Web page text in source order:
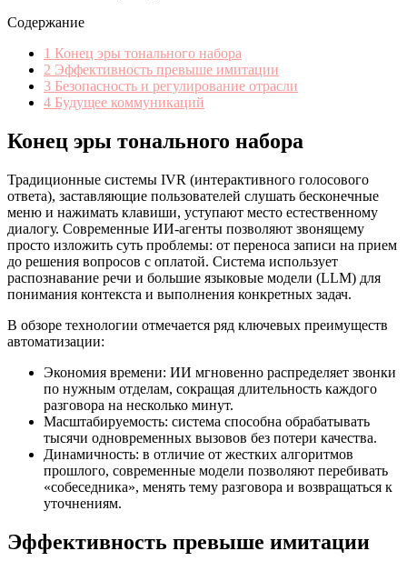
Содержание
1 Конец эры тонального набора
2 Эффективность превыше имитации
3 Безопасность и регулирование отрасли
4 Будущее коммуникаций
Конец эры тонального набора
Традиционные системы IVR (интерактивного голосового
ответа), заставляющие пользователей слушать бесконечные
меню и нажимать клавиши, уступают место естественному
диалогу. Современные ИИ-агенты позволяют звонящему
просто изложить суть проблемы: от переноса записи на прием
до решения вопросов с оплатой. Система использует
распознавание речи и большие языковые модели (LLM) для
понимания контекста и выполнения конкретных задач.
В обзоре технологии отмечается ряд ключевых преимуществ
автоматизации:
Экономия времени: ИИ мгновенно распределяет звонки
по нужным отделам, сокращая длительность каждого
разговора на несколько минут.
Масштабируемость: система способна обрабатывать
тысячи одновременных вызовов без потери качества.
Динамичность: в отличие от жестких алгоритмов
прошлого, современные модели позволяют перебивать
«собеседника», менять тему разговора и возвращаться к
уточнениям.
Эффективность превыше имитации